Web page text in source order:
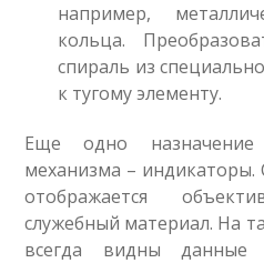
например,
кольца.
спираль из
к тугому элементу.
Еще одно назначение
механизма –
отображается
служебный материал. На
всегда видны